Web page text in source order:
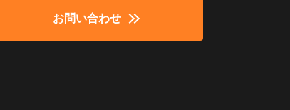
お問い合わせ